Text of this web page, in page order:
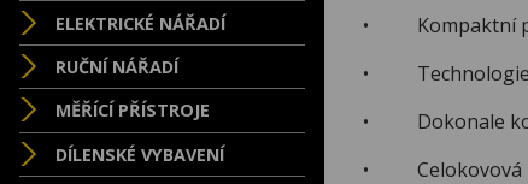
ELEKTRICKÉ NÁŘADÍ
RUČNÍ NÁŘADÍ
MĚŘÍCÍ PŘÍSTROJE
DÍLENSKÉ VYBAVENÍ
• Kompaktní
• Technologie
• Dokonale
• Celokovová